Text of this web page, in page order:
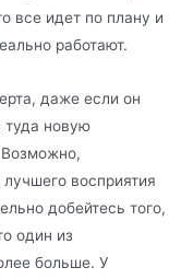
все идет по плану и
работают.
даже если он
туда новую
Возможно,
восприятия
добейтесь того,
один из
больше. У